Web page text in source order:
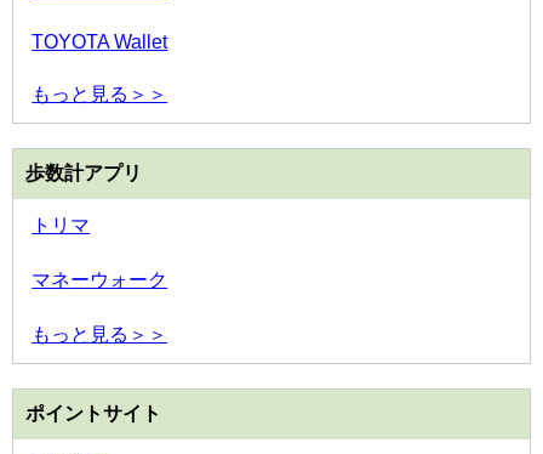
TOYOTA Wallet
もっと見る＞＞
歩数計アプリ
トリマ
マネーウォーク
もっと見る＞＞
ポイントサイト